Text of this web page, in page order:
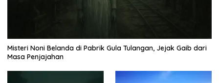
Misteri Noni Belanda di Pabrik Gula Tulangan, Jejak Gaib dari
Masa Penjajahan